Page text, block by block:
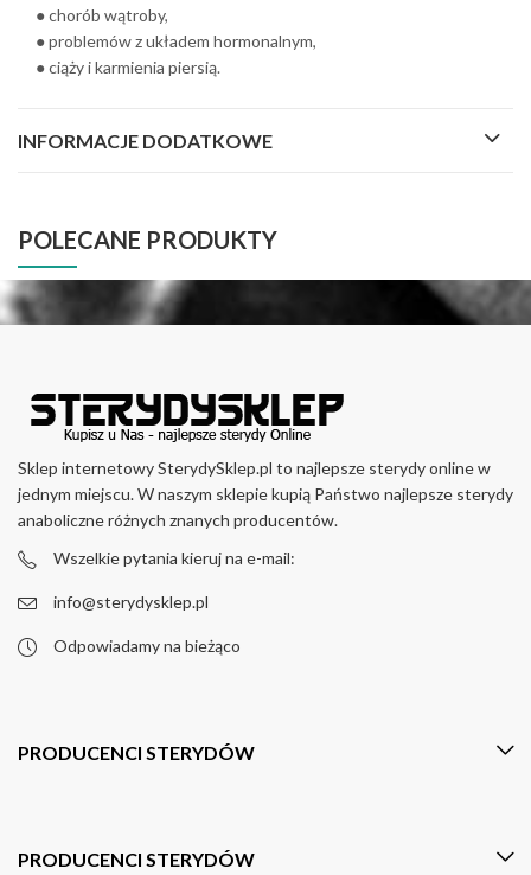
● chorób wątroby,
● problemów z układem hormonalnym,
● ciąży i karmienia piersią.
INFORMACJE DODATKOWE
POLECANE PRODUKTY
Sklep internetowy SterydySklep.pl to najlepsze sterydy online w
jednym miejscu. W naszym sklepie kupią Państwo najlepsze sterydy
anaboliczne różnych znanych producentów.
Wszelkie pytania kieruj na e-mail:
info@sterydysklep.pl
Odpowiadamy na bieżąco
PRODUCENCI STERYDÓW
PRODUCENCI STERYDÓW